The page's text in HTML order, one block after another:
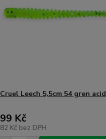
Cruel Leech 5,5cm 54 gren acid
99 Kč
82 Kč bez DPH